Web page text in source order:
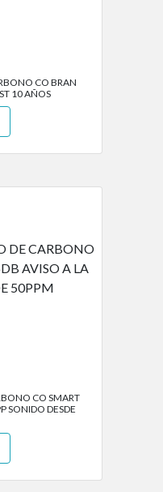
CO BRAN
10 AÑOS
CO SMART
SONIDO DESDE